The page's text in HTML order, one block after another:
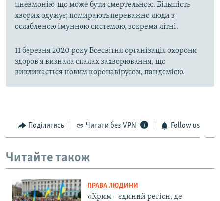
пневмонію, що може бути смертельною. Більшість
хворих одужує; помирають переважно люди з
ослабленою імунною системою, зокрема літні.
11 березня 2020 року Всесвітня організація охорони
здоров'я визнала спалах захворювання, що
викликається новим коронавірусом, пандемією.
Поділитись Читати без VPN Follow us
Читайте також
ПРАВА ЛЮДИНИ
«Крим – єдиний регіон, де